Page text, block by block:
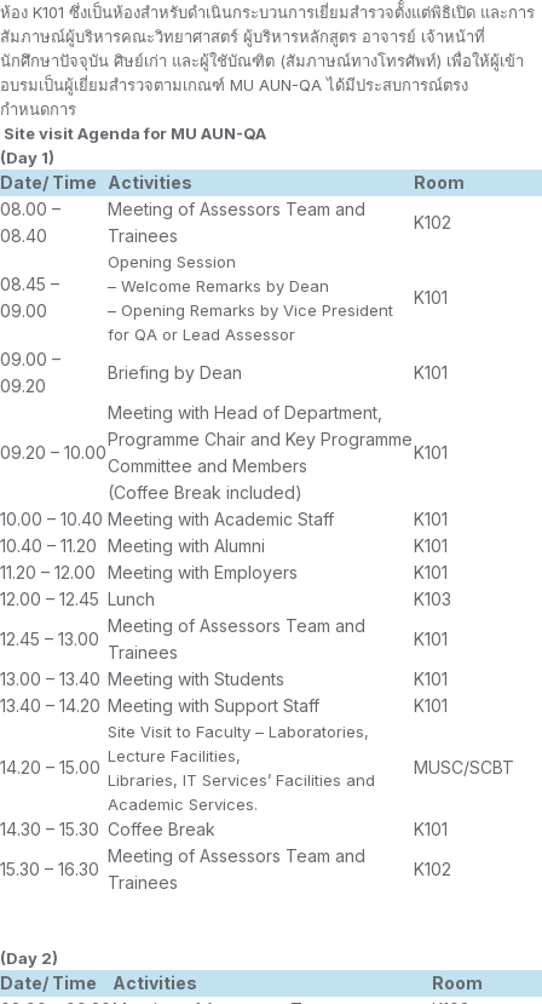
ห้อง K101 ซึ่งเป็นห้องสำหรับดำเนินกระบวนการเยี่ยมสำรวจตัั้งแต่พิธิเปิด และการ
สัมภาษณ์ผู้บริหารคณะวิทยาศาสตร์ ผู้บริหารหลักสูตร อาจารย์ เจ้าหน้าที่
นักศึกษาปัจจุบัน ศิษย์เก่า และผู้ใชับัณฑิต (สัมภาษณ์ทางโทรศัพท์) เพื่อให้ผู้เข้า
อบรมเป็นผู้เยี่ยมสำรวจตามเกณฑ์ MU AUN-QA ได้มีประสบการณ์ตรง
กำหนดการ
Site visit Agenda for MU AUN-QA
(Day 1)
Date/ Time Activities
Room
08.00 –
08.40
Meeting of Assessors Team and
Trainees
K102
08.45 –
09.00
Opening Session
– Welcome Remarks by Dean
– Opening Remarks by Vice President
for QA or Lead Assessor
K101
09.00 –
09.20
Briefing by Dean K101
09.20 – 10.00
Meeting with Head of Department,
Programme Chair and Key Programme
Committee and Members
(Coffee Break included)
K101
10.00 – 10.40 Meeting with Academic Staff
K101
10.40 – 11.20 Meeting with Alumni
K101
11.20 – 12.00
Meeting with Employers
K101
12.00 – 12.45 Lunch
K103
12.45 – 13.00
Meeting of Assessors Team and
Trainees
K101
13.00 – 13.40 Meeting with Students
K101
13.40 – 14.20 Meeting with Support Staff K101
14.20 – 15.00
Site Visit to Faculty – Laboratories,
Lecture Facilities,
Libraries, IT Services’ Facilities and
Academic Services.
MUSC/SCBT
14.30 – 15.30 Coffee Break
K101
15.30 – 16.30
Meeting of Assessors Team and
Trainees
K102
(Day 2)
Date/ Time Activities
Room